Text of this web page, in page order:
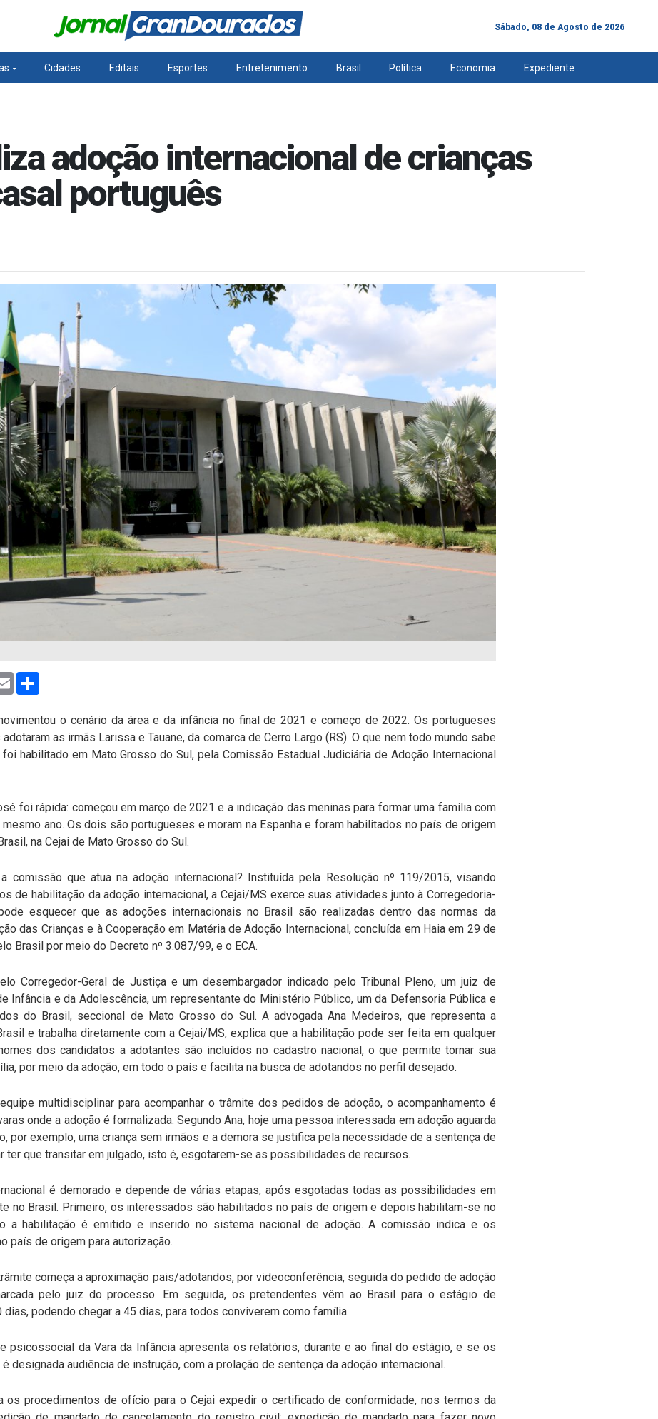
Sábado, 08 de Agosto de 2026
Cidades Editais Esportes Entretenimento Brasil Política Economia Expediente
adoção internacional de crianças
português
Email
o cenário da área e da infância no final de 2021 e começo de 2022. Os portugueses
as irmãs Larissa e Tauane, da comarca de Cerro Largo (RS). O que nem todo mundo sabe
habilitado em Mato Grosso do Sul, pela Comissão Estadual Judiciária de Adoção Internacional
foi rápida: começou em março de 2021 e a indicação das meninas para formar uma família com
ano. Os dois são portugueses e moram na Espanha e foram habilitados no país de origem
na Cejai de Mato Grosso do Sul.
comissão que atua na adoção internacional? Instituída pela Resolução nº 119/2015, visando
de habilitação da adoção internacional, a Cejai/MS exerce suas atividades junto à Corregedoria-
esquecer que as adoções internacionais no Brasil são realizadas dentro das normas da
das Crianças e à Cooperação em Matéria de Adoção Internacional, concluída em Haia em 29 de
Brasil por meio do Decreto nº 3.087/99, e o ECA.
Corregedor-Geral de Justiça e um desembargador indicado pelo Tribunal Pleno, um juiz de
Infância e da Adolescência, um representante do Ministério Público, um da Defensoria Pública e
do Brasil, seccional de Mato Grosso do Sul. A advogada Ana Medeiros, que representa a
e trabalha diretamente com a Cejai/MS, explica que a habilitação pode ser feita em qualquer
dos candidatos a adotantes são incluídos no cadastro nacional, o que permite tornar sua
por meio da adoção, em todo o país e facilita na busca de adotandos no perfil desejado.
multidisciplinar para acompanhar o trâmite dos pedidos de adoção, o acompanhamento é
onde a adoção é formalizada. Segundo Ana, hoje uma pessoa interessada em adoção aguarda
por exemplo, uma criança sem irmãos e a demora se justifica pela necessidade de a sentença de
ter que transitar em julgado, isto é, esgotarem-se as possibilidades de recursos.
é demorado e depende de várias etapas, após esgotadas todas as possibilidades em
no Brasil. Primeiro, os interessados são habilitados no país de origem e depois habilitam-se no
a habilitação é emitido e inserido no sistema nacional de adoção. A comissão indica e os
país de origem para autorização.
começa a aproximação pais/adotandos, por videoconferência, seguida do pedido de adoção
pelo juiz do processo. Em seguida, os pretendentes vêm ao Brasil para o estágio de
podendo chegar a 45 dias, para todos conviverem como família.
psicossocial da Vara da Infância apresenta os relatórios, durante e ao final do estágio, e se os
designada audiência de instrução, com a prolação de sentença da adoção internacional.
os procedimentos de ofício para o Cejai expedir o certificado de conformidade, nos termos da